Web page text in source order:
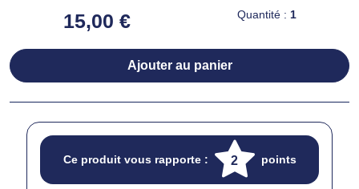
15,00 € Quantité : 1
Ajouter au panier
Ce produit vous rapporte : 2 points